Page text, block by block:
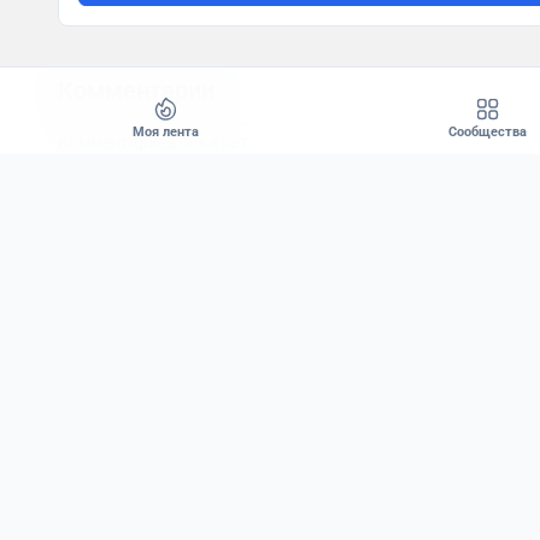
Комментарии
Комментариев пока нет.
Моя лента Сообщества